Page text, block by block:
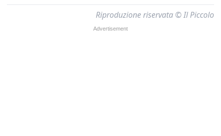
Riproduzione riservata © Il Piccolo